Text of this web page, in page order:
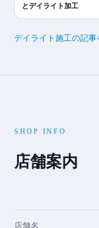
とデイライト加工
デイライト施工の記
SHOP INFO
店舗案内
店舗名